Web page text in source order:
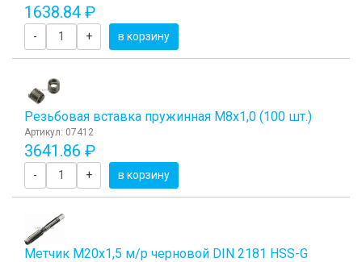
1638.84 ₽
- + в корзину
Резьбовая вставка пружинная M8x1,0 (100 шт.)
Артикул: 07412
3641.86 ₽
- + в корзину
Метчик М20x1,5 м/р черновой DIN 2181 HSS-G